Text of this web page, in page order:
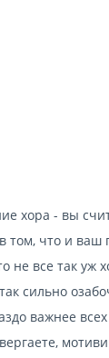
хора - вы
что и ваш
не все так уж
сильно
важнее